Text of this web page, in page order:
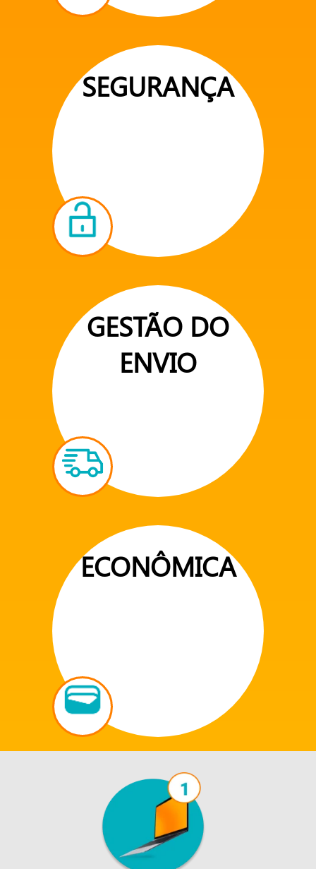
SEGURANÇA
GESTÃO DO
ENVIO
ECONÔMICA